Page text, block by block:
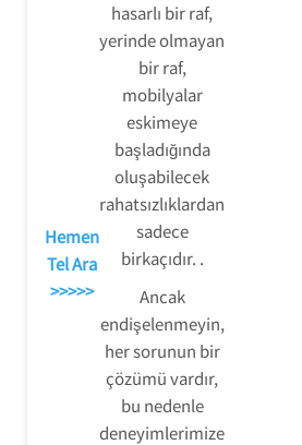
Hemen
Tel Ara
>>>>>
hasarlı bir raf,
yerinde olmayan
bir raf,
mobilyalar
eskimeye
başladığında
oluşabilecek
rahatsızlıklardan
sadece
birkaçıdır. .
Ancak
endişelenmeyin,
her sorunun bir
çözümü vardır,
bu nedenle
deneyimlerimize